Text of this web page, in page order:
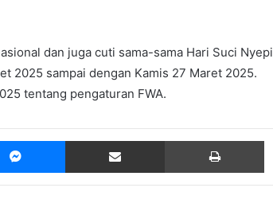
dan juga cuti sama-sama Hari Suci Nyepi
2025 sampai dengan Kamis 27 Maret 2025.
tentang pengaturan FWA.
Messenger Share via Email